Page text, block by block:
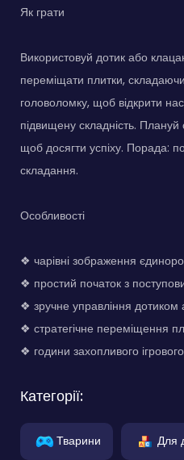
Як грати
Використовуй дотик або
переміщати плитки,
головоломку, щоб відкрити
підвищену складність. Плануй
щоб досягти успіху. Порада:
складання.
Особливості
❖ чарівні зображення
❖ простий початок з
❖ зручне управління
❖ стратегічне переміщення
❖ години захопливого
Категорії:
Тварини Для